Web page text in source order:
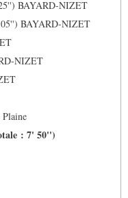
BAYARD-NIZET
BAYARD-NIZET
NIZET
: 7' 50'')